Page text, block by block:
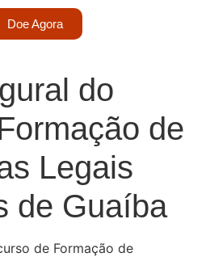
Doe Agora
do
de
Legais
de Guaíba
de Formação de